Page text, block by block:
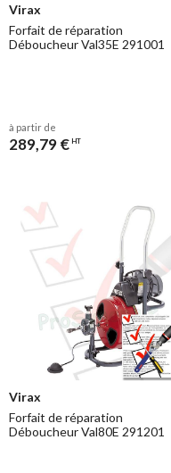
Virax
Forfait de réparation
Déboucheur Val35E 291001
à partir de
289,79 € HT
Virax
Forfait de réparation
Déboucheur Val80E 291201